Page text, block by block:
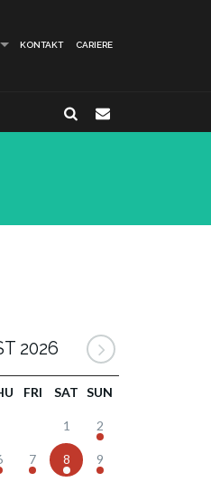
KONTAKT CARIERE
2026
FRI SAT SUN
1 2
7 8 9